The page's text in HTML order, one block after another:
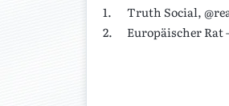
1. Truth Social,
2. Europäischer Rat